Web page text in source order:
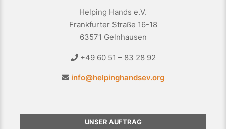
Helping Hands e.V.
Frankfurter Straße 16-18
63571 Gelnhausen
+49 60 51 – 83 28 92
info@helpinghandsev.org
UNSER AUFTRAG